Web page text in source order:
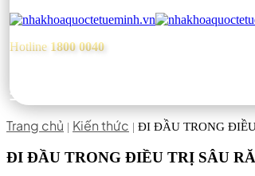
Hotline 1800 0040
Trang chủ | Kiến thức | ĐI ĐẦU TRONG
ĐI ĐẦU TRONG ĐIỀU TRỊ SÂU